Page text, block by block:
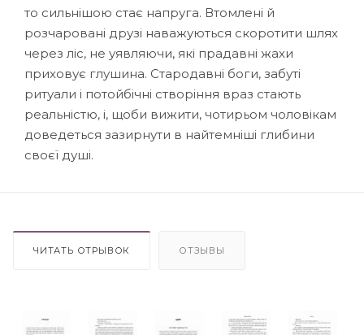
то сильнішою стає напруга. Втомлені й
розчаровані друзі наважуються скоротити шлях
через ліс, не уявляючи, які прадавні жахи
приховує глушина. Стародавні боги, забуті
ритуали і потойбічні створіння враз стають
реальністю, і, щоби вижити, чотирьом чоловікам
доведеться зазирнути в найтемніші глибини
своєї душі.
ЧИТАТЬ ОТРЫВОК ОТЗЫВЫ